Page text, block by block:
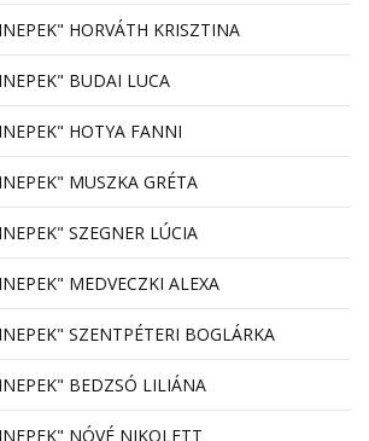
HORVÁTH KRISZTINA
BUDAI LUCA
HOTYA FANNI
MUSZKA GRÉTA
SZEGNER LÚCIA
MEDVECZKI ALEXA
SZENTPÉTERI BOGLÁRKA
BEDZSÓ LILIÁNA
NÓVÉ NIKOLETT